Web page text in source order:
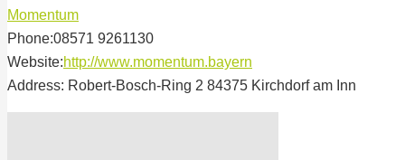
Momentum
Phone:08571 9261130
Website:http://www.momentum.bayern
Address: Robert-Bosch-Ring 2 84375 Kirchdorf am Inn